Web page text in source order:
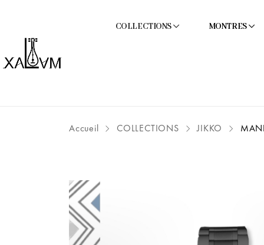
COLLECTIONS MONTRES
Accueil COLLECTIONS JIKKO